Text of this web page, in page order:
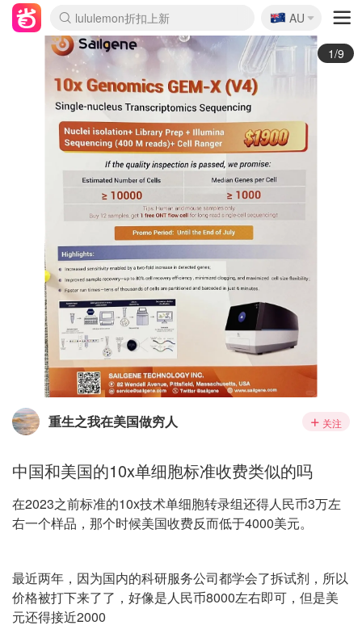
lululemon折扣上新
Sasa美妆护肤3.5折
SSENSE年中2.5折
FreshBeauty好价汇总
Cettire降价+叠9折
WWS Coles超市实拍
viagogo二手票捡漏
Myer折扣汇总
The Outnet奢牌1折起
David Jones 3折起
Flannels大牌1折
Perfumes Club护肤1折
AMIRO面罩$251
Amazon折扣汇总
eToro入金$200送$50
Amazon数码好物
ICONIC本周7.5折
ThedoubleF高奢地板价
Moose Knuckles 6折
EUFY摄像头$98
Selenichast首饰2折
Trip机票酒店促销
YSL送5件彩妆礼
Amazon家居好物
Amazon美妆护肤
雅漾大喷$8
过敏原检测盒$33
科颜氏高保湿面霜$29
SEALIFE海洋馆门票6折
丝塔芙大白罐$16
订阅Newsletter送香薰
Cult Beauty 6.8折
Harrods圣诞日历$525
LN-CC奢牌私促3折
d'Alba空姐喷雾$16
EVE LOM套装£56
Bernardelli独家4折
Adore Beauty 6折起
CT圣诞日历
Mytheresa奢品2.7折
Luxury Escapes 9折
Currentbody美容仪$881
MOON Garden Live
Roborock扫地机$649
Valentino官网5折
CR洗护套装$23
修丽可4件套$159
GANNI官网4.5折
Stylevana韩妆4折
Tessabit高奢8.5折
OGX洗发水$11
Amazon阿德莱德次日达
卡诗8.5折+赠礼
Philips Hue灯具8折
La Mer送8件礼值$529
🇦🇺
AU
2/9
重生之我在美国做穷人 关注
中国和美国的10x单细胞标准收费类似的吗
在2023之前标准的10x技术单细胞转录组还得人民币3万左
右一个样品，那个时候美国收费反而低于4000美元。
最近两年，因为国内的科研服务公司都学会了拆试剂，所以
价格被打下来了了，好像是人民币8000左右即可，但是美
元还得接近2000